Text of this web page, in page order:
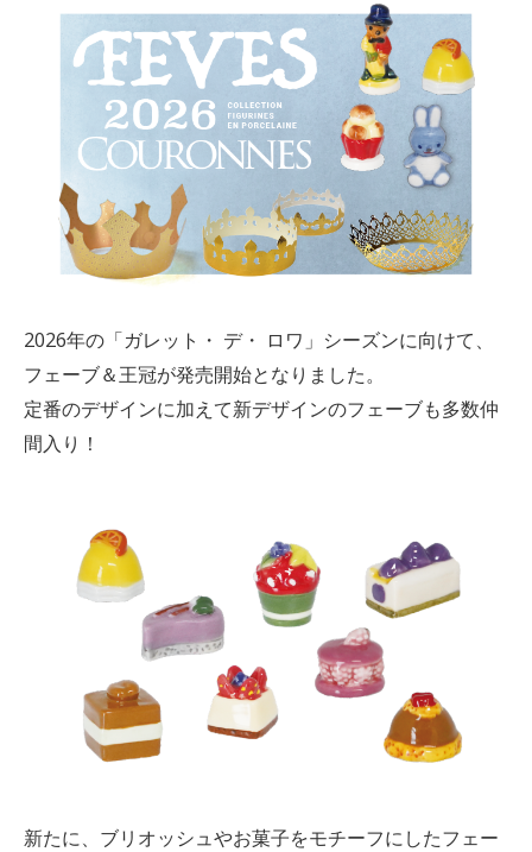
2026年の「ガレット・ デ・ ロワ」シーズンに向けて、
フェーブ＆王冠が発売開始となりました。
定番のデザインに加えて新デザインのフェーブも多数仲
間入り！
新たに、ブリオッシュやお菓子をモチーフにしたフェー